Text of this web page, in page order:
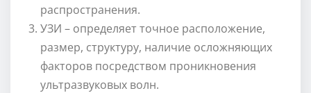
распространения.
УЗИ – определяет точное расположение,
размер, структуру, наличие осложняющих
факторов посредством проникновения
ультразвуковых волн.